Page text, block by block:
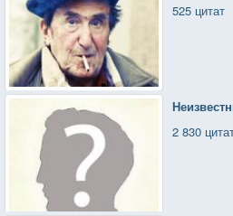
525 цитат
2 830